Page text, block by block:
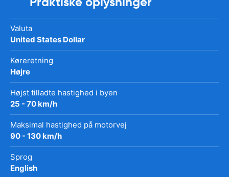
Valuta
United States Dollar
Køreretning
Højre
Højst tilladte hastighed i byen
25 - 70 km/h
Maksimal hastighed på motorvej
90 - 130 km/h
Sprog
English